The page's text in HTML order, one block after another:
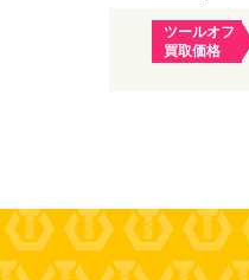
ツールオフ
買取価格